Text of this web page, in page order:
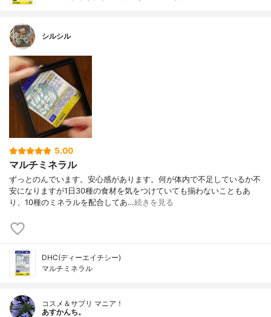
シルシル
5.00
マルチミネラル
ずっとのんでいます。安心感があります。何が体内で不足しているか不
安になりますが1日30種の食材を気をつけていても揃わないこともあ
り、10種のミネラルを配合してあ…続きを見る
DHC(ディーエイチシー)
マルチミネラル
コスメ＆サプリ マニア！
あすかんち。